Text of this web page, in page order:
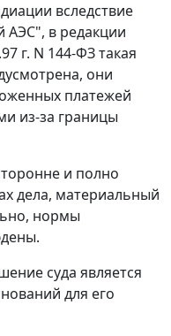
вследствие
АЭС", в редакции
г. N 144-ФЗ такая
они
платежей
из-за границы
и полно
дела, материальный
нормы
суда является
для его